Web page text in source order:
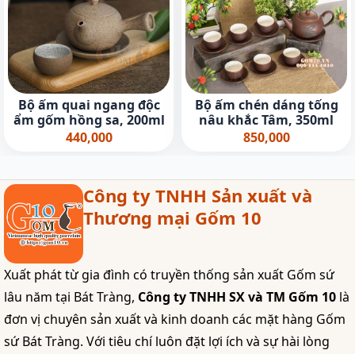
Bộ ấm quai ngang độc
ẩm gốm hồng sa, 200ml
440,000
Bộ ấm chén dáng tống
nâu khắc Tâm, 350ml
850,000
Công ty TNHH Sản xuất và
Thương mại Gốm 10
Xuất phát từ gia đình có truyền thống sản xuất Gốm sứ
lâu năm tại Bát Tràng, Công ty TNHH SX và TM Gốm 10 là
đơn vị chuyên sản xuất và kinh doanh các mặt hàng Gốm
sứ Bát Tràng. Với tiêu chí luôn đặt lợi ích và sự hài lòng